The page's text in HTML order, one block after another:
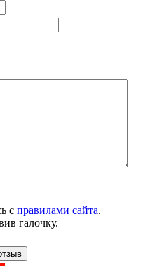
с правилами сайта.
галочку.